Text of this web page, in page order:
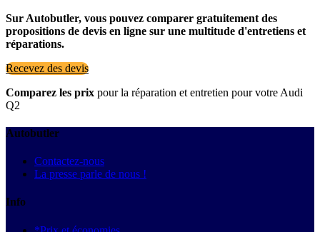
Sur Autobutler, vous pouvez comparer gratuitement des
propositions de devis en ligne sur une multitude d'entretiens et
réparations.
Recevez des devis
Comparez les prix pour la réparation et entretien pour votre Audi
Q2
Autobutler
Contactez-nous
La presse parle de nous !
Info